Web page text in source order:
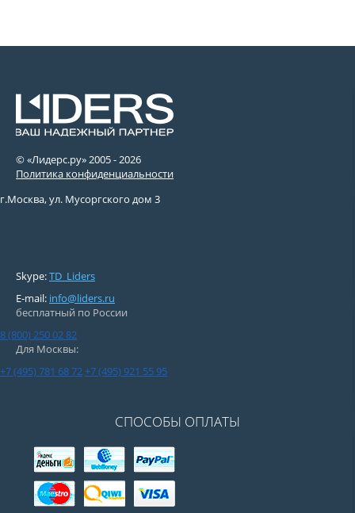
© «Лидерс.ру» 2005 -2026
Политика конфиденциальности
г.Москва, ул. Мусоргского дом 3
Skype:TD_Liders
E-mail: info@liders.ru
бесплатный по России
8 (800) 250 02 82
Для Москвы:
+7 (495) 781 68 72+7 (495) 921 55 95
СПОСОБЫ ОПЛАТЫ